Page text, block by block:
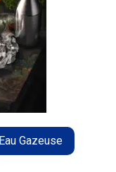
Eau Gazeuse